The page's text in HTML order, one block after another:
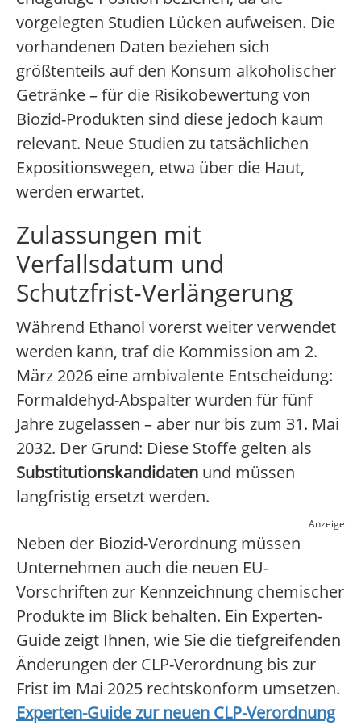
vorgelegten Studien Lücken aufweisen. Die
vorhandenen Daten beziehen sich
größtenteils auf den Konsum alkoholischer
Getränke – für die Risikobewertung von
Biozid-Produkten sind diese jedoch kaum
relevant. Neue Studien zu tatsächlichen
Expositionswegen, etwa über die Haut,
werden erwartet.
Zulassungen mit
Verfallsdatum und
Schutzfrist-Verlängerung
Während Ethanol vorerst weiter verwendet
werden kann, traf die Kommission am 2.
März 2026 eine ambivalente Entscheidung:
Formaldehyd-Abspalter wurden für fünf
Jahre zugelassen – aber nur bis zum 31. Mai
2032. Der Grund: Diese Stoffe gelten als
Substitutionskandidaten und müssen
langfristig ersetzt werden.
Anzeige
Neben der Biozid-Verordnung müssen
Unternehmen auch die neuen EU-
Vorschriften zur Kennzeichnung chemischer
Produkte im Blick behalten. Ein Experten-
Guide zeigt Ihnen, wie Sie die tiefgreifenden
Änderungen der CLP-Verordnung bis zur
Frist im Mai 2025 rechtskonform umsetzen.
Experten-Guide zur neuen CLP-Verordnung